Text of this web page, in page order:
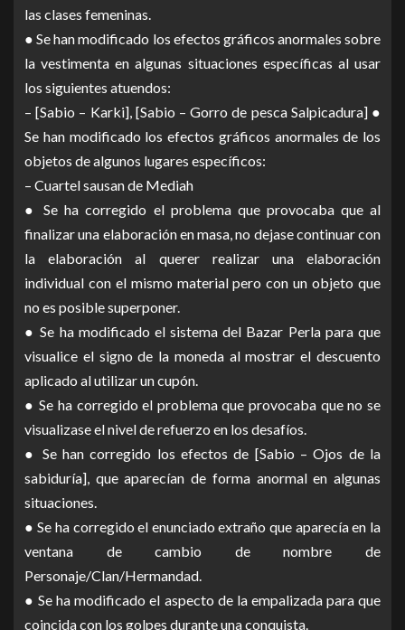
las clases femeninas.
● Se han modificado los efectos gráficos anormales sobre
la vestimenta en algunas situaciones específicas al usar
los siguientes atuendos:
– [Sabio – Karki], [Sabio – Gorro de pesca Salpicadura] ●
Se han modificado los efectos gráficos anormales de los
objetos de algunos lugares específicos:
– Cuartel sausan de Mediah
● Se ha corregido el problema que provocaba que al
finalizar una elaboración en masa, no dejase continuar con
la elaboración al querer realizar una elaboración
individual con el mismo material pero con un objeto que
no es posible superponer.
● Se ha modificado el sistema del Bazar Perla para que
visualice el signo de la moneda al mostrar el descuento
aplicado al utilizar un cupón.
● Se ha corregido el problema que provocaba que no se
visualizase el nivel de refuerzo en los desafíos.
● Se han corregido los efectos de [Sabio – Ojos de la
sabiduría], que aparecían de forma anormal en algunas
situaciones.
● Se ha corregido el enunciado extraño que aparecía en la
ventana de cambio de nombre de
Personaje/Clan/Hermandad.
● Se ha modificado el aspecto de la empalizada para que
coincida con los golpes durante una conquista.